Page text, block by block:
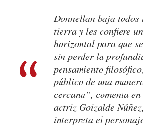
Donnellan baja todos
tierra y les confiere
horizontal para que
sin perder la
pensamiento
público de una
cercana”, comenta
actriz Goizalde
interpreta el